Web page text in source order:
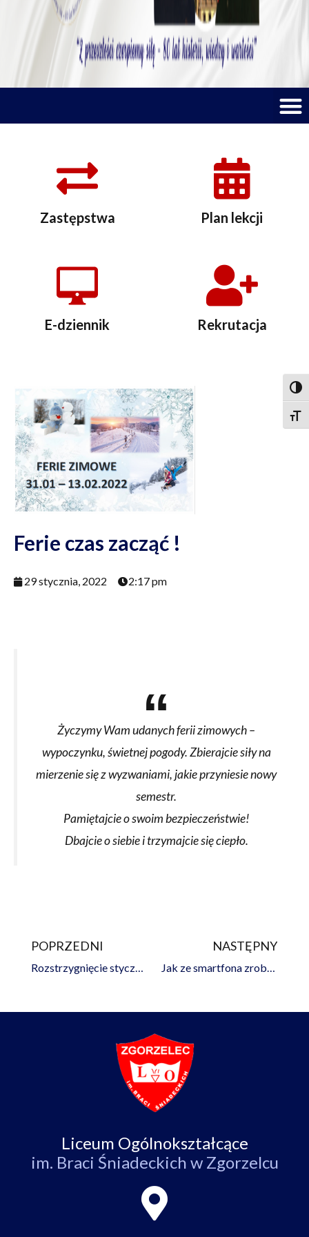
Zastępstwa Plan lekcji
E-dziennik Rekrutacja
Ferie czas zacząć !
29 stycznia, 2022 2:17 pm
Życzymy Wam udanych ferii zimowych –
wypoczynku, świetnej pogody. Zbierajcie siły na
mierzenie się z wyzwaniami, jakie przyniesie nowy
semestr.
Pamiętajcie o swoim bezpieczeństwie!
Dbajcie o siebie i trzymajcie się ciepło.
Prev
POPRZEDNI NASTĘPNY
Liceum Ogólnokształcące
im. Braci Śniadeckich w Zgorzelcu